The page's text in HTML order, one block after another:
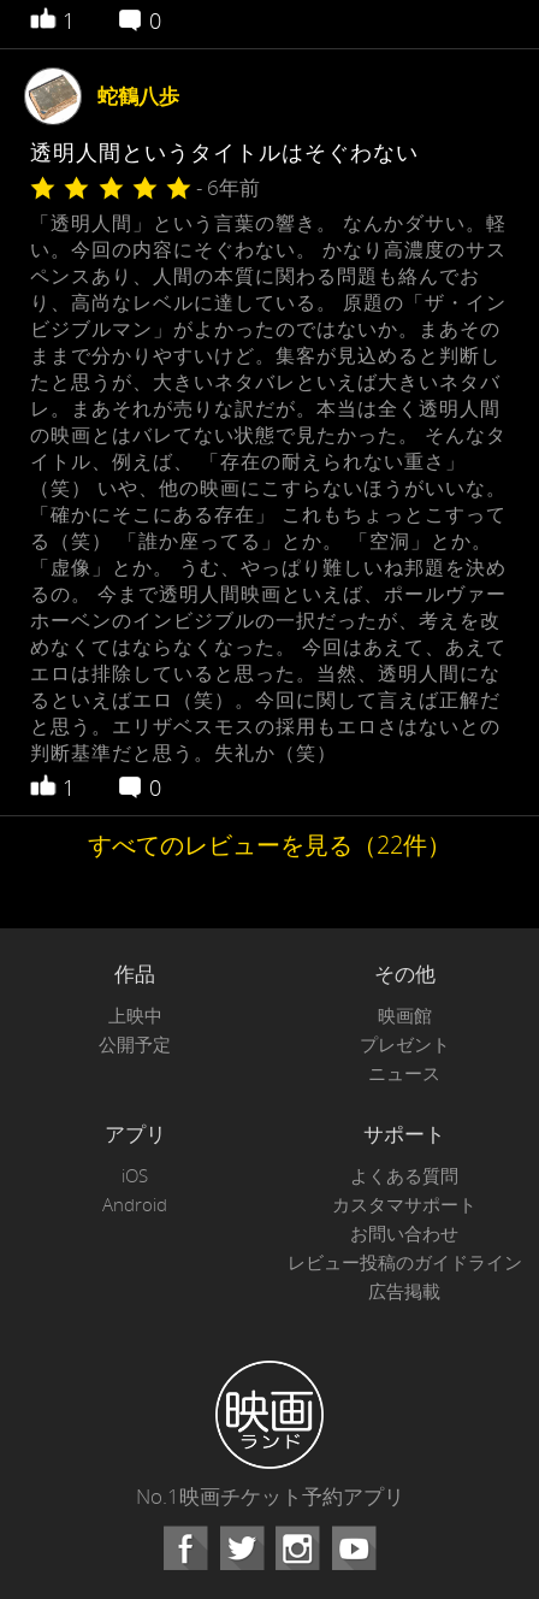
1 0
蛇鶴八歩
透明人間というタイトルはそぐわない
- 6年前
「透明人間」という言葉の響き。 なんかダサい。軽
い。今回の内容にそぐわない。 かなり高濃度のサス
ペンスあり、人間の本質に関わる問題も絡んでお
り、高尚なレベルに達している。 原題の「ザ・イン
ビジブルマン」がよかったのではないか。まあその
ままで分かりやすいけど。集客が見込めると判断し
たと思うが、大きいネタバレといえば大きいネタバ
レ。まあそれが売りな訳だが。本当は全く透明人間
の映画とはバレてない状態で見たかった。 そんなタ
イトル、例えば、 「存在の耐えられない重さ」
（笑） いや、他の映画にこすらないほうがいいな。
「確かにそこにある存在」 これもちょっとこすって
る（笑） 「誰か座ってる」とか。 「空洞」とか。
「虚像」とか。 うむ、やっぱり難しいね邦題を決め
るの。 今まで透明人間映画といえば、ポールヴァー
ホーベンのインビジブルの一択だったが、考えを改
めなくてはならなくなった。 今回はあえて、あえて
エロは排除していると思った。当然、透明人間にな
るといえばエロ（笑）。今回に関して言えば正解だ
と思う。エリザベスモスの採用もエロさはないとの
判断基準だと思う。失礼か（笑）
1 0
すべてのレビューを見る（22件）
作品
上映中
公開予定
その他
映画館
プレゼント
ニュース
アプリ
iOS
Android
サポート
よくある質問
カスタマサポート
お問い合わせ
レビュー投稿のガイドライン
広告掲載
No.1映画チケット予約アプリ
Facebook Instagram